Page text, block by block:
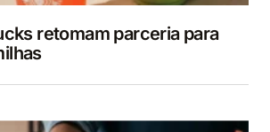
retomam parceria para